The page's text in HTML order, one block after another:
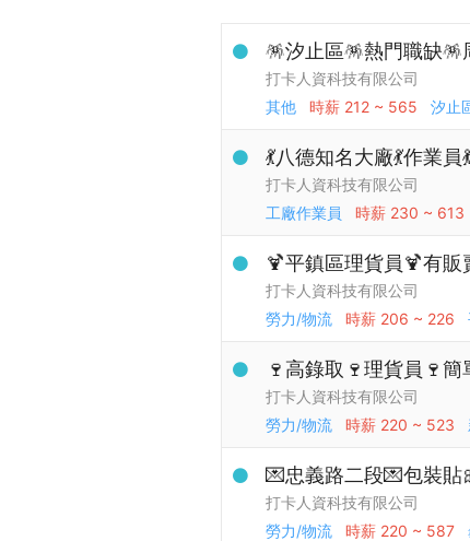
🪅汐止區🪅熱門職缺
打卡人資科技有限公司
其他
時薪 212 ~ 565 汐止
💃八德知名大廠💃作業員
打卡人資科技有限公司
工廠作業員
時薪 230 ~ 613
🍹平鎮區理貨員🍹有販
打卡人資科技有限公司
勞力/物流
時薪 206 ~ 226
🍷高錄取🍷理貨員🍷
打卡人資科技有限公司
勞力/物流
時薪 220 ~ 523
💌忠義路二段💌包裝貼
打卡人資科技有限公司
勞力/物流
時薪 220 ~ 587